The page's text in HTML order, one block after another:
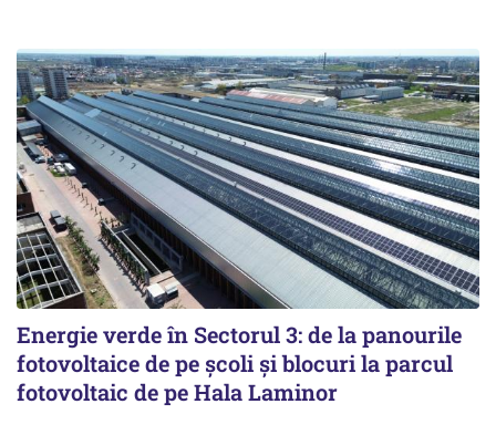
Energie verde în Sectorul 3: de la panourile
fotovoltaice de pe școli și blocuri la parcul
fotovoltaic de pe Hala Laminor